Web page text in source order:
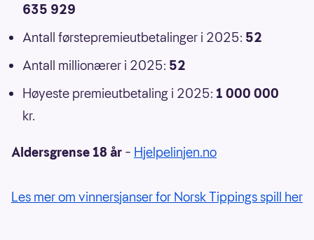
635 929
Antall førstepremieutbetalinger i 2025: 52
Antall millionærer i 2025: 52
Høyeste premieutbetaling i 2025: 1 000 000
kr.
Aldersgrense 18 år – Hjelpelinjen.no
Les mer om vinnersjanser for Norsk Tippings spill her